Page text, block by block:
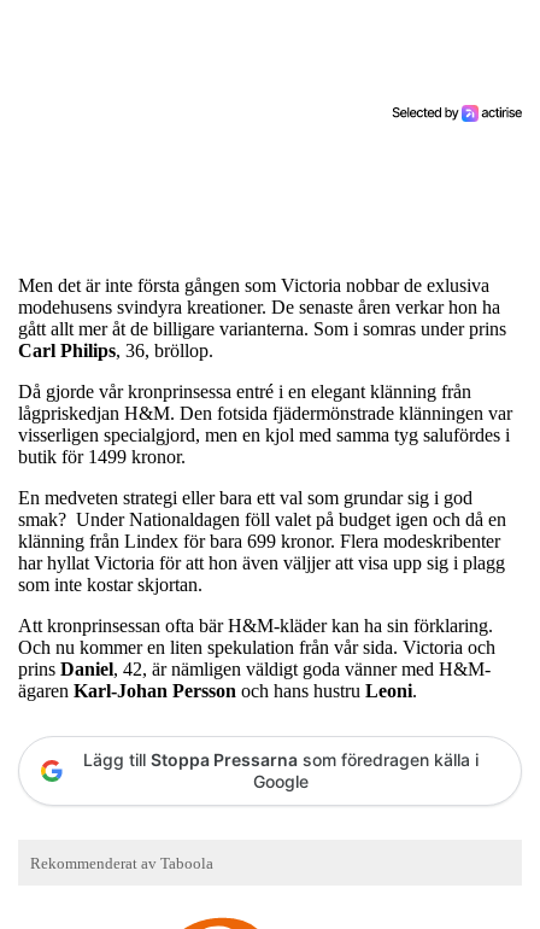
Men det är inte första gången som Victoria nobbar de exlusiva
modehusens svindyra kreationer. De senaste åren verkar hon ha
gått allt mer åt de billigare varianterna. Som i somras under prins
Carl Philips, 36, bröllop.
Då gjorde vår kronprinsessa entré i en elegant klänning från
lågpriskedjan H&M. Den fotsida fjädermönstrade klänningen var
visserligen specialgjord, men en kjol med samma tyg salufördes i
butik för 1499 kronor.
En medveten strategi eller bara ett val som grundar sig i god
smak? Under Nationaldagen föll valet på budget igen och då en
klänning från Lindex för bara 699 kronor. Flera modeskribenter
har hyllat Victoria för att hon även väljjer att visa upp sig i plagg
som inte kostar skjortan.
Att kronprinsessan ofta bär H&M-kläder kan ha sin förklaring.
Och nu kommer en liten spekulation från vår sida. Victoria och
prins Daniel, 42, är nämligen väldigt goda vänner med H&M-
ägaren Karl-Johan Persson och hans hustru Leoni.
Lägg till Stoppa Pressarna som föredragen källa i
Google